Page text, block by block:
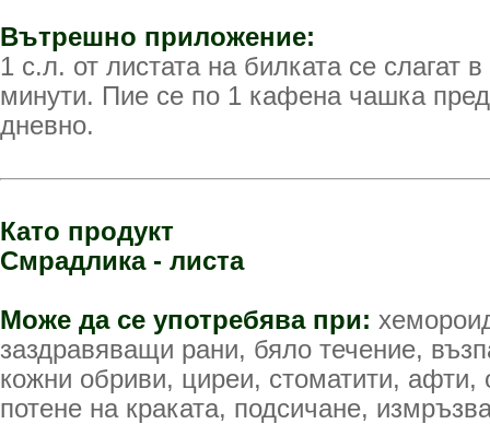
Вътрешно приложение:
1 с.л. от листата на билката се слагат
минути. Пие се по 1 кафена чашка
дневно.
Като продукт
Смрадлика - листа
Може да се употребява при:
заздравяващи рани, бяло течение,
кожни обриви, циреи, стоматити, афти,
потене на краката, подсичане,